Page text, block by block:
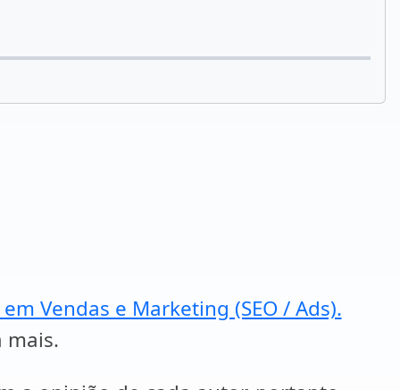
Vendas e Marketing (SEO / Ads).
mais.